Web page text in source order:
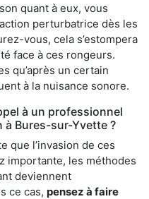
quant à eux, vous
perturbatrice dès les
vous, cela s’estompera
face à ces rongeurs.
qu’après un certain
à la nuisance sonore.
à un professionnel
à Bures-sur-Yvette ?
que l’invasion de ces
importante, les méthodes
deviennent
ce cas, pensez à faire